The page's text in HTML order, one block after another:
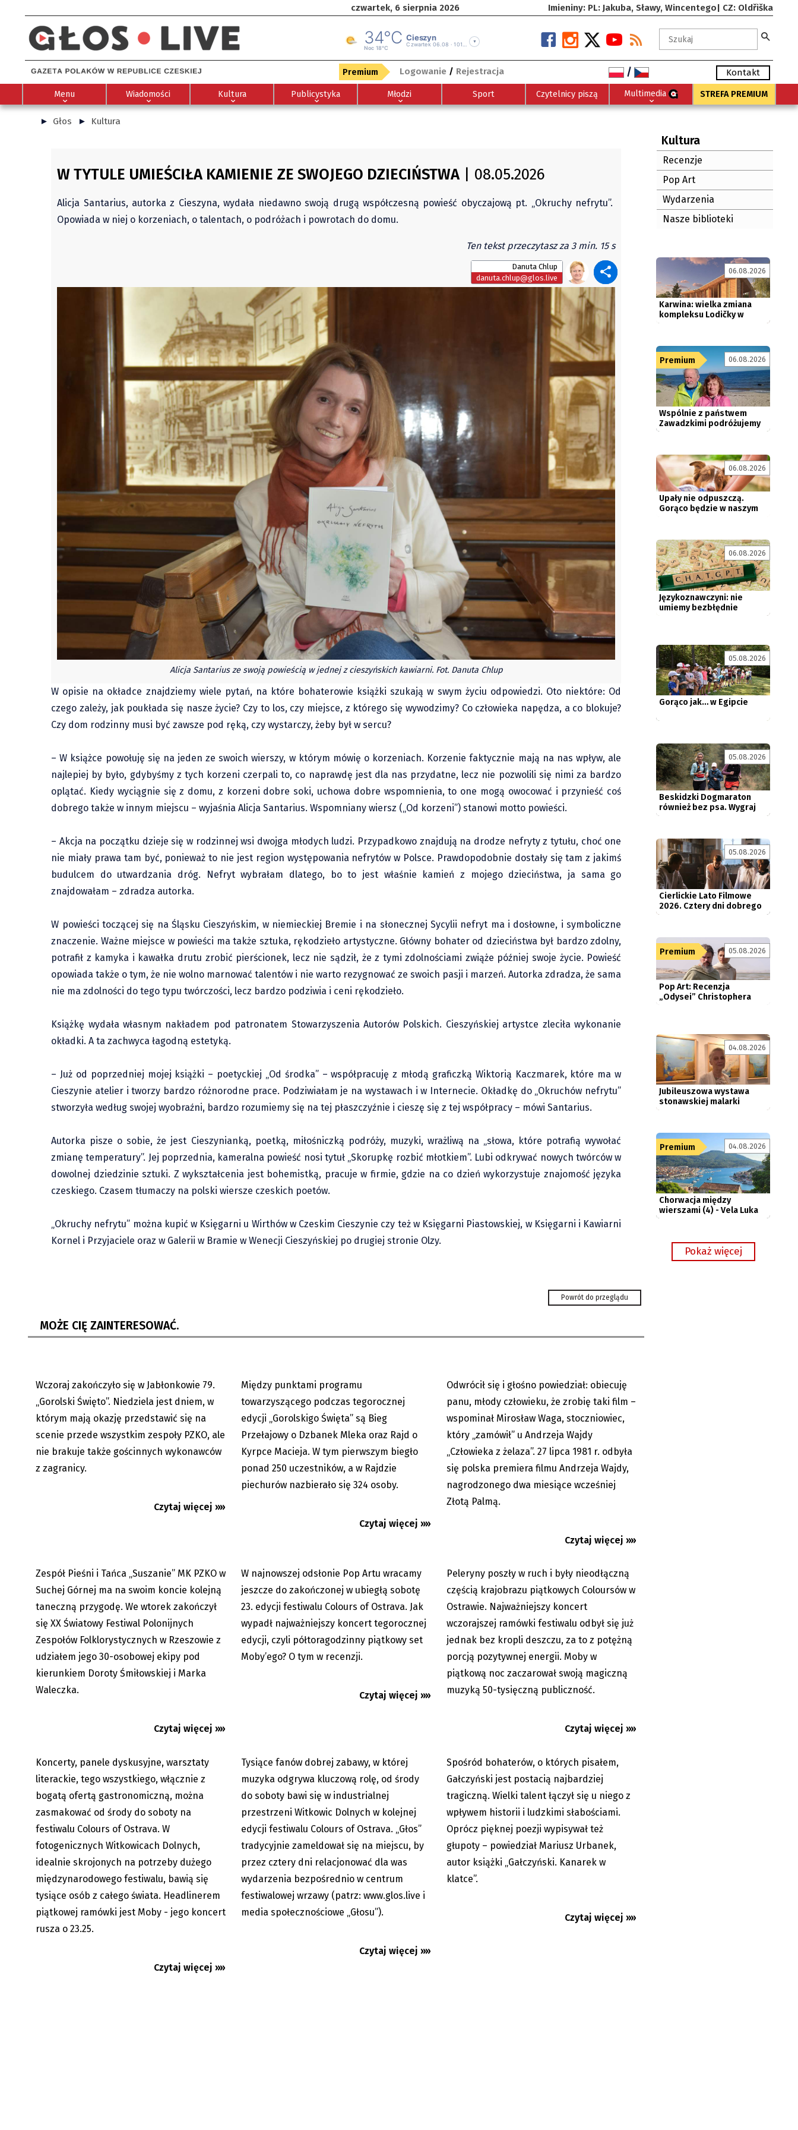
czwartek, 6 sierpnia 2026 Imieniny: PL: Jakuba, Sławy, Wincentego| CZ: Oldřiška
Premium Logowanie / Rejestracja / Kontakt
Menu Wiadomości Kultura Publicystyka Młodzi Sport Czytelnicy piszą Multimedia STREFA PREMIUM
Głos Kultura
W TYTULE UMIEŚCIŁA KAMIENIE ZE SWOJEGO DZIECIŃSTWA | 08.05.2026
Alicja Santarius, autorka z Cieszyna, wydała niedawno swoją drugą współczesną powieść obyczajową pt. „Okruchy nefrytu”.
Opowiada w niej o korzeniach, o talentach, o podróżach i powrotach do domu.
Ten tekst przeczytasz za 3 min. 15 s
Danuta Chlup
danuta.chlup@glos.live
Alicja Santarius ze swoją powieścią w jednej z cieszyńskich kawiarni. Fot. Danuta Chlup
W opisie na okładce znajdziemy wiele pytań, na które bohaterowie książki szukają w swym życiu odpowiedzi. Oto niektóre: Od
czego zależy, jak poukłada się nasze życie? Czy to los, czy miejsce, z którego się wywodzimy? Co człowieka napędza, a co blokuje?
Czy dom rodzinny musi być zawsze pod ręką, czy wystarczy, żeby był w sercu?
– W książce powołuję się na jeden ze swoich wierszy, w którym mówię o korzeniach. Korzenie faktycznie mają na nas wpływ, ale
najlepiej by było, gdybyśmy z tych korzeni czerpali to, co naprawdę jest dla nas przydatne, lecz nie pozwolili się nimi za bardzo
oplątać. Kiedy wyciągnie się z domu, z korzeni dobre soki, uchowa dobre wspomnienia, to one mogą owocować i przynieść coś
dobrego także w innym miejscu – wyjaśnia Alicja Santarius. Wspomniany wiersz („Od korzeni”) stanowi motto powieści.
– Akcja na początku dzieje się w rodzinnej wsi dwojga młodych ludzi. Przypadkowo znajdują na drodze nefryty z tytułu, choć one
nie miały prawa tam być, ponieważ to nie jest region występowania nefrytów w Polsce. Prawdopodobnie dostały się tam z jakimś
budulcem do utwardzania dróg. Nefryt wybrałam dlatego, bo to jest właśnie kamień z mojego dzieciństwa, ja sama go
znajdowałam – zdradza autorka.
W powieści toczącej się na Śląsku Cieszyńskim, w niemieckiej Bremie i na słonecznej Sycylii nefryt ma i dosłowne, i symboliczne
znaczenie. Ważne miejsce w powieści ma także sztuka, rękodzieło artystyczne. Główny bohater od dzieciństwa był bardzo zdolny,
potrafił z kamyka i kawałka drutu zrobić pierścionek, lecz nie sądził, że z tymi zdolnościami zwiąże później swoje życie. Powieść
opowiada także o tym, że nie wolno marnować talentów i nie warto rezygnować ze swoich pasji i marzeń. Autorka zdradza, że sama
nie ma zdolności do tego typu twórczości, lecz bardzo podziwia i ceni rękodzieło.
Książkę wydała własnym nakładem pod patronatem Stowarzyszenia Autorów Polskich. Cieszyńskiej artystce zleciła wykonanie
okładki. A ta zachwyca łagodną estetyką.
– Już od poprzedniej mojej książki – poetyckiej „Od środka” – współpracuję z młodą graficzką Wiktorią Kaczmarek, które ma w
Cieszynie atelier i tworzy bardzo różnorodne prace. Podziwiałam je na wystawach i w Internecie. Okładkę do „Okruchów nefrytu”
stworzyła według swojej wyobraźni, bardzo rozumiemy się na tej płaszczyźnie i cieszę się z tej współpracy – mówi Santarius.
Autorka pisze o sobie, że jest Cieszynianką, poetką, miłośniczką podróży, muzyki, wrażliwą na „słowa, które potrafią wywołać
zmianę temperatury”. Jej poprzednia, kameralna powieść nosi tytuł „Skorupkę rozbić młotkiem”. Lubi odkrywać nowych twórców w
dowolnej dziedzinie sztuki. Z wykształcenia jest bohemistką, pracuje w firmie, gdzie na co dzień wykorzystuje znajomość języka
czeskiego. Czasem tłumaczy na polski wiersze czeskich poetów.
„Okruchy nefrytu” można kupić w Księgarni u Wirthów w Czeskim Cieszynie czy też w Księgarni Piastowskiej, w Księgarni i Kawiarni
Kornel i Przyjaciele oraz w Galerii w Bramie w Wenecji Cieszyńskiej po drugiej stronie Olzy.
Powrót do przeglądu
MOŻE CIĘ ZAINTERESOWAĆ.
03.08.2026
Wczoraj zakończyło się w Jabłonkowie 79.
„Gorolski Święto”. Niedziela jest dniem, w
którym mają okazję przedstawić się na
scenie przede wszystkim zespoły PZKO, ale
nie brakuje także gościnnych wykonawców
z zagranicy.
Czytaj więcej »»
Między punktami programu
towarzyszącego podczas tegorocznej
edycji „Gorolskigo Święta” są Bieg
Przełajowy o Dzbanek Mleka oraz Rajd o
Kyrpce Macieja. W tym pierwszym biegło
ponad 250 uczestników, a w Rajdzie
piechurów nazbierało się 324 osoby.
Czytaj więcej »»
27.07.2026
premiera »Człowieka z żelaza«
Odwrócił się i głośno powiedział: obiecuję
panu, młody człowieku, że zrobię taki film –
wspominał Mirosław Waga, stoczniowiec,
który „zamówił” u Andrzeja Wajdy
„Człowieka z żelaza”. 27 lipca 1981 r. odbyła
się polska premiera filmu Andrzeja Wajdy,
nagrodzonego dwa miesiące wcześniej
Złotą Palmą.
Czytaj więcej »»
24.07.2026
Tydzień polonijnego folkloru.
Taneczna przygoda „Suszan”...
Zespół Pieśni i Tańca „Suszanie” MK PZKO w
Suchej Górnej ma na swoim koncie kolejną
taneczną przygodę. We wtorek zakończył
się XX Światowy Festiwal Polonijnych
Zespołów Folklorystycznych w Rzeszowie z
udziałem jego 30-osobowej ekipy pod
kierunkiem Doroty Śmiłowskiej i Marka
Waleczka.
Czytaj więcej »»
Premium 23.07.2026
Pop Art: Moby na Colours of
Ostrava. Nasza recenzja
najlepszego...
W najnowszej odsłonie Pop Artu wracamy
jeszcze do zakończonej w ubiegłą sobotę
23. edycji festiwalu Colours of Ostrava. Jak
wypadł najważniejszy koncert tegorocznej
edycji, czyli półtoragodzinny piątkowy set
Moby’ego? O tym w recenzji.
Czytaj więcej »»
18.07.2026
Colours of Ostrava: A po burzy
przyszedł Moby
Peleryny poszły w ruch i były nieodłączną
częścią krajobrazu piątkowych Coloursów w
Ostrawie. Najważniejszy koncert
wczorajszej ramówki festiwalu odbył się już
jednak bez kropli deszczu, za to z potężną
porcją pozytywnej energii. Moby w
piątkową noc zaczarował swoją magiczną
muzyką 50-tysięczną publiczność.
Czytaj więcej »»
17.07.2026
Colours of Ostrava: Energiczna LP
rozhuśtała czwartek, dziś...
Koncerty, panele dyskusyjne, warsztaty
literackie, tego wszystkiego, włącznie z
bogatą ofertą gastronomiczną, można
zasmakować od środy do soboty na
festiwalu Colours of Ostrava. W
fotogenicznych Witkowicach Dolnych,
idealnie skrojonych na potrzeby dużego
międzynarodowego festiwalu, bawią się
tysiące osób z całego świata. Headlinerem
piątkowej ramówki jest Moby - jego koncert
rusza o 23.25.
Czytaj więcej »»
16.07.2026
Colours of Ostrava: Twenty One
Pilots odpalili petardę
Tysiące fanów dobrej zabawy, w której
muzyka odgrywa kluczową rolę, od środy
do soboty bawi się w industrialnej
przestrzeni Witkowic Dolnych w kolejnej
edycji festiwalu Colours of Ostrava. „Głos”
tradycyjnie zameldował się na miejscu, by
przez cztery dni relacjonować dla was
wydarzenia bezpośrednio w centrum
festiwalowej wrzawy (patrz: www.glos.live i
media społecznościowe „Głosu”).
Czytaj więcej »»
Premium 14.07.2026
Wielki talent miesza się z wpływem
historii i ludzkimi słabościami
Spośród bohaterów, o których pisałem,
Gałczyński jest postacią najbardziej
tragiczną. Wielki talent łączył się u niego z
wpływem historii i ludzkimi słabościami.
Oprócz pięknej poezji wypisywał też
głupoty – powiedział Mariusz Urbanek,
autor książki „Gałczyński. Kanarek w
klatce”.
Czytaj więcej »»
Kultura
Recenzje
Pop Art
Wydarzenia
Nasze biblioteki
06.08.2026
Karwina: wielka zmiana
kompleksu Lodičky w
parku Boženy...
Premium 06.08.2026
Wspólnie z państwem
Zawadzkimi podróżujemy
rowerem...
06.08.2026
Upały nie odpuszczą.
Gorąco będzie w naszym
regionie...
06.08.2026
Językoznawczyni: nie
umiemy bezbłędnie
rozpoznawać...
05.08.2026
Gorąco jak… w Egipcie
05.08.2026
Beskidzki Dogmaraton
również bez psa. Wygraj
darmowe...
05.08.2026
Cierlickie Lato Filmowe
2026. Cztery dni dobrego
Premium 05.08.2026
Pop Art: Recenzja
„Odysei” Christophera
Nolana....
04.08.2026
Jubileuszowa wystawa
stonawskiej malarki
Premium 04.08.2026
Chorwacja między
wierszami (4) - Vela Luka